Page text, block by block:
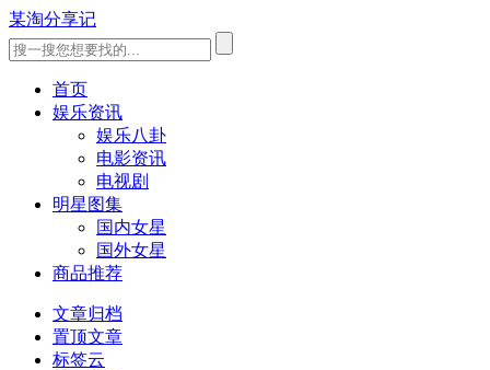
某淘分享记
首页
娱乐资讯
娱乐八卦
电影资讯
电视剧
明星图集
国内女星
国外女星
商品推荐
文章归档
置顶文章
标签云